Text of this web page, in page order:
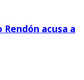
Rendón acusa a